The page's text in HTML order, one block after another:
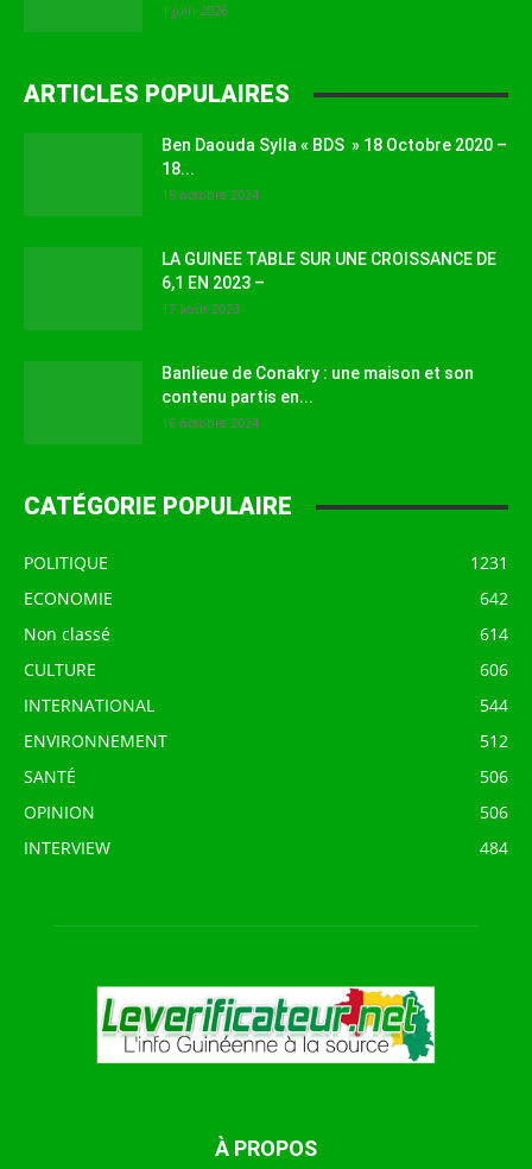
1 juin 2026
ARTICLES POPULAIRES
Ben Daouda Sylla « BDS » 18 Octobre 2020 –
18...
18 octobre 2024
LA GUINEE TABLE SUR UNE CROISSANCE DE
6,1 EN 2023 –
17 août 2023
Banlieue de Conakry : une maison et son
contenu partis en...
16 octobre 2024
CATÉGORIE POPULAIRE
POLITIQUE
1231
ECONOMIE
642
Non classé
614
CULTURE
606
INTERNATIONAL
544
ENVIRONNEMENT
512
SANTÉ
506
OPINION
506
INTERVIEW
484
À PROPOS